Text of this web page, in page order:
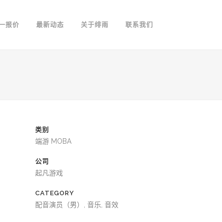
报价 最新动态 关于绯雨 联系我们
类别
端游 MOBA
公司
起凡游戏
CATEGORY
配音演员（男）, 音乐, 音效